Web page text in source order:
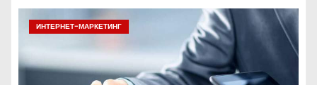
ИНТЕРНЕТ-МАРКЕТИНГ